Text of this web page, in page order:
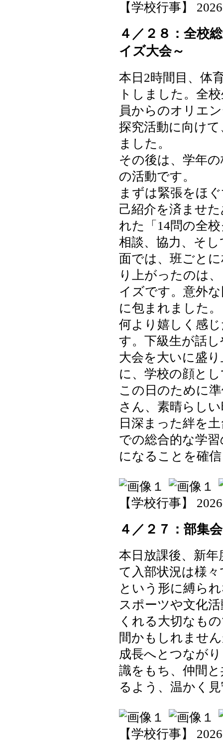
【学校行事】
４／２８：全校
イズ大会～
本日2時間目、体
トしました。全
員からのオリエ
探究活動に向け
ました。
その後は、学年
の活動です。
まずは緊張をほ
己紹介を済ませ
れた「14問の全
相談、協力、そ
面では、班ごと
り上がったのは
イズです。意外
に包まれました。
何より嬉しく感
す。下級生が話
大会を大いに盛
に、学校の顔と
この日のために
さん、素晴らし
日深まった絆を
での総合的な学
になることを確
【学校行事】
４／２７：部集
本日放課後、新
て入部状況は様
という形に縛ら
スポーツや文化
くれる大切なも
間かもしれませ
成長へとつなが
識をもち、仲間
るよう、温かく
【学校行事】